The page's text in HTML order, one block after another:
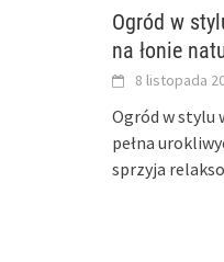
Ogród w
na łonie
8 listopada
Ogród w stylu
pełna
sprzyja